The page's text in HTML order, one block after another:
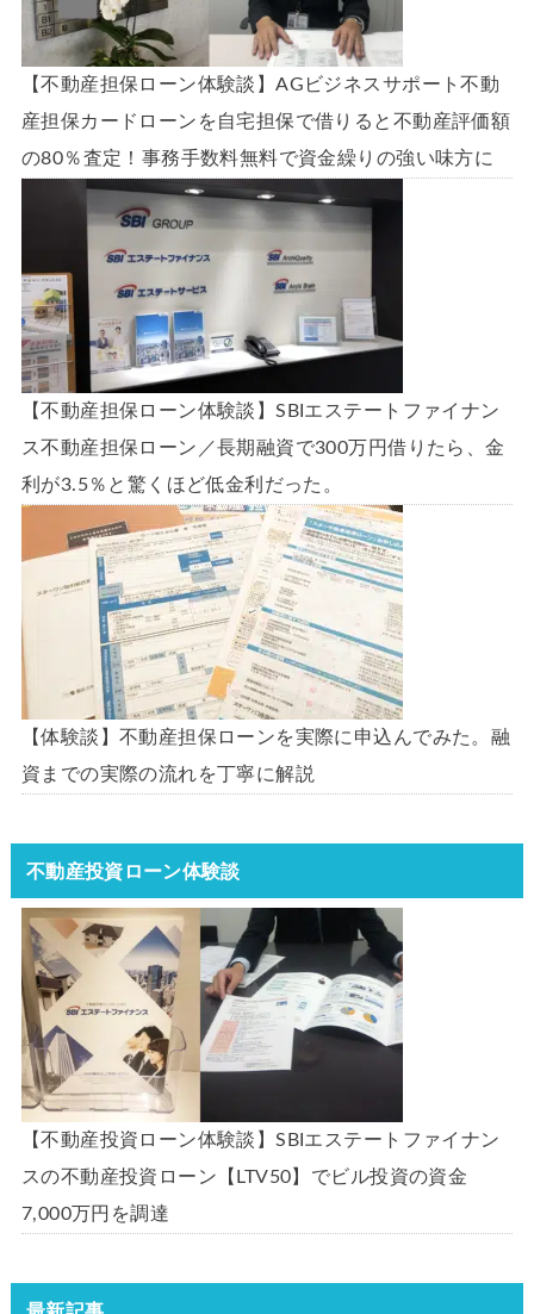
【不動産担保ローン体験談】AGビジネスサポート不動
産担保カードローンを自宅担保で借りると不動産評価額
の80％査定！事務手数料無料で資金繰りの強い味方に
【不動産担保ローン体験談】SBIエステートファイナン
ス不動産担保ローン／長期融資で300万円借りたら、金
利が3.5％と驚くほど低金利だった。
【体験談】不動産担保ローンを実際に申込んでみた。融
資までの実際の流れを丁寧に解説
不動産投資ローン体験談
【不動産投資ローン体験談】SBIエステートファイナン
スの不動産投資ローン【LTV50】でビル投資の資金
7,000万円を調達